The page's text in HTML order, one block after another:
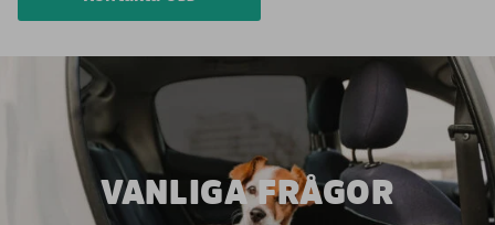
VANLIGA FRÅGOR